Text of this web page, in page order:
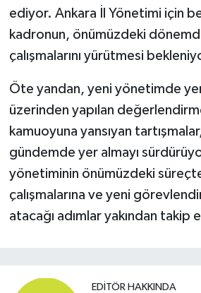
ediyor. Ankara İl Yönetimi için
kadronun, önümüzdeki
çalışmalarını yürütmesi
Öte yandan, yeni yönetimde
üzerinden yapılan
kamuoyuna yansıyan
gündemde yer almayı
yönetiminin önümüzdeki
çalışmalarına ve yeni
atacağı adımlar yakından takip
EDITÖR HAKKINDA